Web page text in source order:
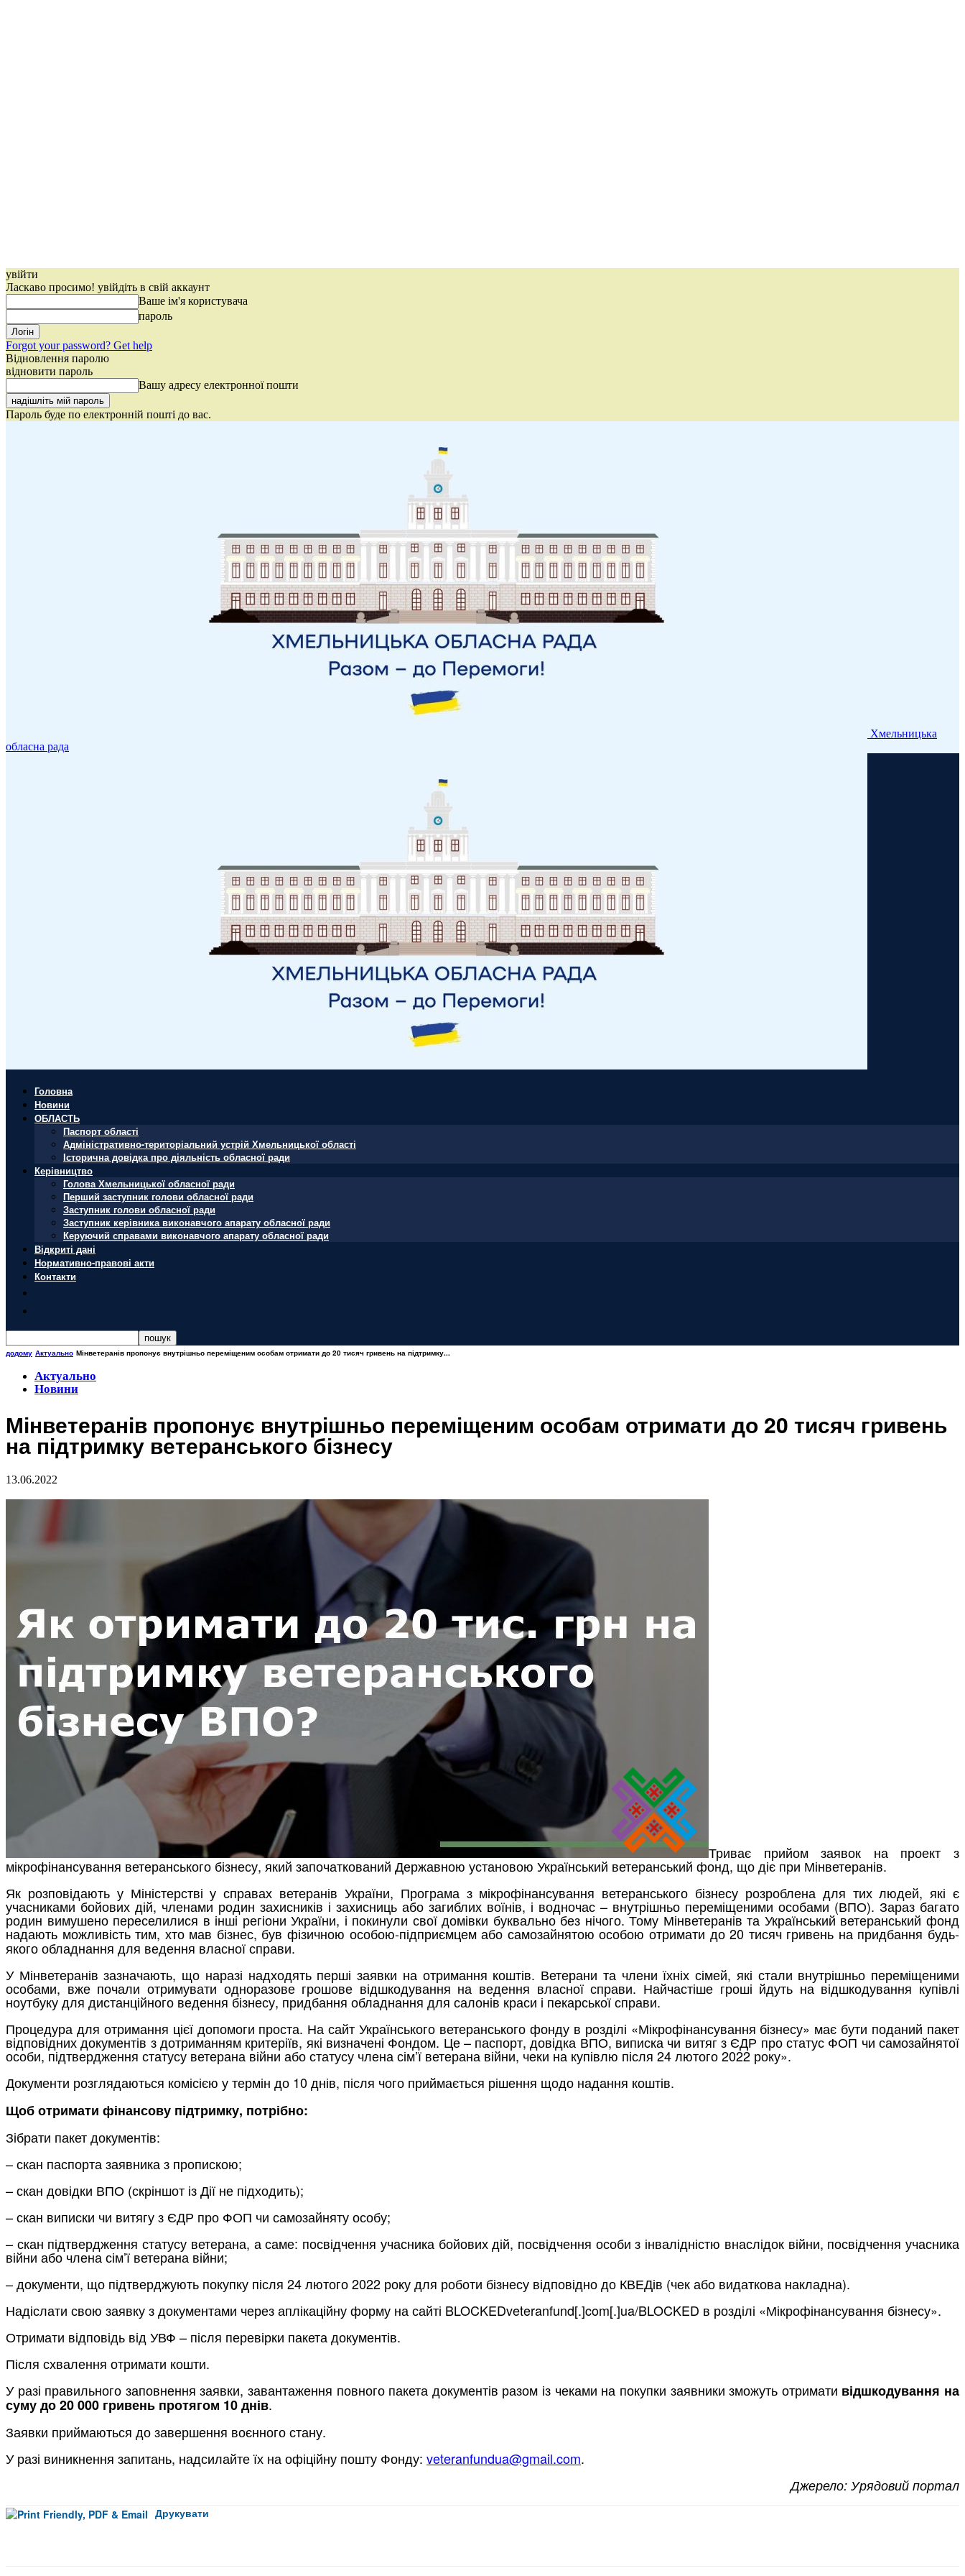
увійти
Ласкаво просимо! увійдіть в свій аккаунт
Ваше ім'я користувача
пароль
Forgot your password? Get help
Відновлення паролю
відновити пароль
Вашу адресу електронної пошти
Пароль буде по електронній пошті до вас.
Хмельницька
обласна рада
Головна
Новини
ОБЛАСТЬ
Паспорт області
Адміністративно-територіальний устрій Хмельницької області
Історична довідка про діяльність обласної ради
Керівництво
Голова Хмельницької обласної ради
Перший заступник голови обласної ради
Заступник голови обласної ради
Заступник керівника виконавчого апарату обласної ради
Керуючий справами виконавчого апарату обласної ради
Відкриті дані
Нормативно-правові акти
Контакти
додому Актуально Мінветеранів пропонує внутрішньо переміщеним особам отримати до 20 тисяч гривень на підтримку...
Актуально
Новини
Мінветеранів пропонує внутрішньо переміщеним особам отримати до 20 тисяч гривень
на підтримку ветеранського бізнесу
13.06.2022
Триває прийом заявок на проект з
мікрофінансування ветеранського бізнесу, який започаткований Державною установою Український ветеранський фонд, що діє при Мінветеранів.
Як розповідають у Міністерстві у справах ветеранів України, Програма з мікрофінансування ветеранського бізнесу розроблена для тих людей, які є
учасниками бойових дій, членами родин захисників і захисниць або загиблих воїнів, і водночас – внутрішньо переміщеними особами (ВПО). Зараз багато
родин вимушено переселилися в інші регіони України, і покинули свої домівки буквально без нічого. Тому Мінветеранів та Український ветеранський фонд
надають можливість тим, хто мав бізнес, був фізичною особою-підприємцем або самозайнятою особою отримати до 20 тисяч гривень на придбання будь-
якого обладнання для ведення власної справи.
У Мінветеранів зазначають, що наразі надходять перші заявки на отримання коштів. Ветерани та члени їхніх сімей, які стали внутрішньо переміщеними
особами, вже почали отримувати одноразове грошове відшкодування на ведення власної справи. Найчастіше гроші йдуть на відшкодування купівлі
ноутбуку для дистанційного ведення бізнесу, придбання обладнання для салонів краси і пекарської справи.
Процедура для отримання цієї допомоги проста. На сайт Українського ветеранського фонду в розділі «Мікрофінансування бізнесу» має бути поданий пакет
відповідних документів з дотриманням критеріїв, які визначені Фондом. Це – паспорт, довідка ВПО, виписка чи витяг з ЄДР про статус ФОП чи самозайнятої
особи, підтвердження статусу ветерана війни або статусу члена сім’ї ветерана війни, чеки на купівлю після 24 лютого 2022 року».
Документи розглядаються комісією у термін до 10 днів, після чого приймається рішення щодо надання коштів.
Щоб отримати фінансову підтримку, потрібно:
Зібрати пакет документів:
– скан паспорта заявника з пропискою;
– скан довідки ВПО (скріншот із Дії не підходить);
– скан виписки чи витягу з ЄДР про ФОП чи самозайняту особу;
– скан підтвердження статусу ветерана, а саме: посвідчення учасника бойових дій, посвідчення особи з інвалідністю внаслідок війни, посвідчення учасника
війни або члена сім’ї ветерана війни;
– документи, що підтверджують покупку після 24 лютого 2022 року для роботи бізнесу відповідно до КВЕДів (чек або видаткова накладна).
Надіслати свою заявку з документами через аплікаційну форму на сайті BLOCKEDveteranfund[.]com[.]ua/BLOCKED в розділі «Мікрофінансування бізнесу».
Отримати відповідь від УВФ – після перевірки пакета документів.
Після схвалення отримати кошти.
У разі правильного заповнення заявки, завантаження повного пакета документів разом із чеками на покупки заявники зможуть отримати відшкодування на
суму до 20 000 гривень протягом 10 днів.
Заявки приймаються до завершення воєнного стану.
У разі виникнення запитань, надсилайте їх на офіційну пошту Фонду: veteranfundua@gmail.com.
Джерело: Урядовий портал
Друкувати